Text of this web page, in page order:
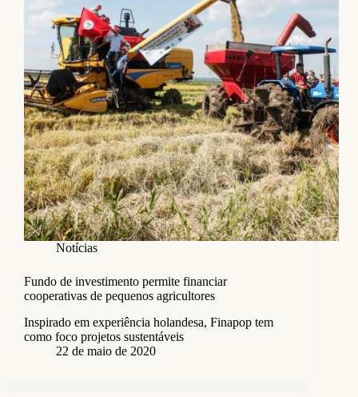
Notícias
Fundo de investimento permite financiar
cooperativas de pequenos agricultores
Inspirado em experiência holandesa, Finapop tem
como foco projetos sustentáveis
22 de maio de 2020